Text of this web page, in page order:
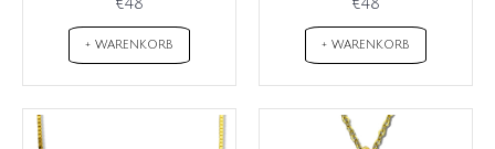
+ WARENKORB + WARENKORB